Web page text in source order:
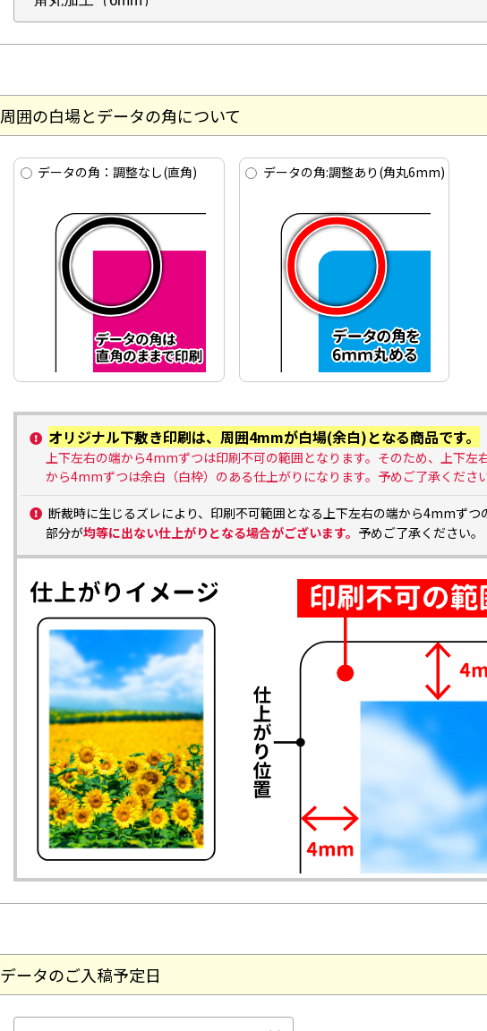
周囲の白場とデータの角について
データの角：調整なし(直角) データの角:調整あり(角丸6mm)
オリジナル下敷き印刷は、周囲4mmが白場(余白)となる商品です。
上下左右の端から4mmずつは印刷不可の範囲となります。そのため、上下左
から4mmずつは余白（白枠）のある仕上がりになります。予めご了承ください
断裁時に生じるズレにより、印刷不可範囲となる上下左右の端から4mmずつ
部分が均等に出ない仕上がりとなる場合がございます。 予めご了承ください。
データのご入稿予定日